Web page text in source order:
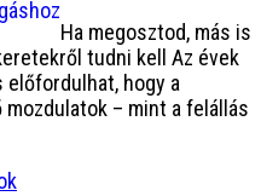
Ha megosztod, más is
tudni kell Az évek
előfordulhat, hogy a
– mint a felállás